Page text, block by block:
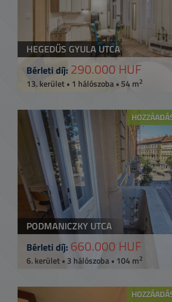
HEGEDŰS GYULA UTCA
Bérleti díj: 290.000 HUF
13. kerület • 1 hálószoba • 54 m2
PODMANICZKY UTCA
Bérleti díj: 660.000 HUF
6. kerület • 3 hálószoba • 104 m2